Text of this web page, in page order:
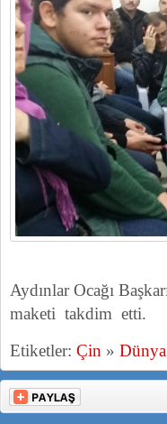
Aydınlar Ocağı
maketi takdim etti.
Etiketler: Çin » Dünya